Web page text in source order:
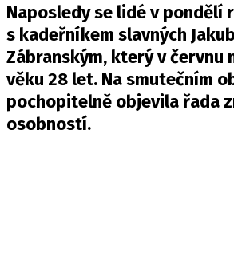
KONTAKT
VYDAVATEL
INZERCE
OSOBNÍ ÚDAJE /
VOLNÁ MÍSTA
Naposledy se lidé v pondělí
s kadeřníkem slavných
Zábranským, který v červnu
věku 28 let. Na smutečním
pochopitelně objevila řada
osobností.